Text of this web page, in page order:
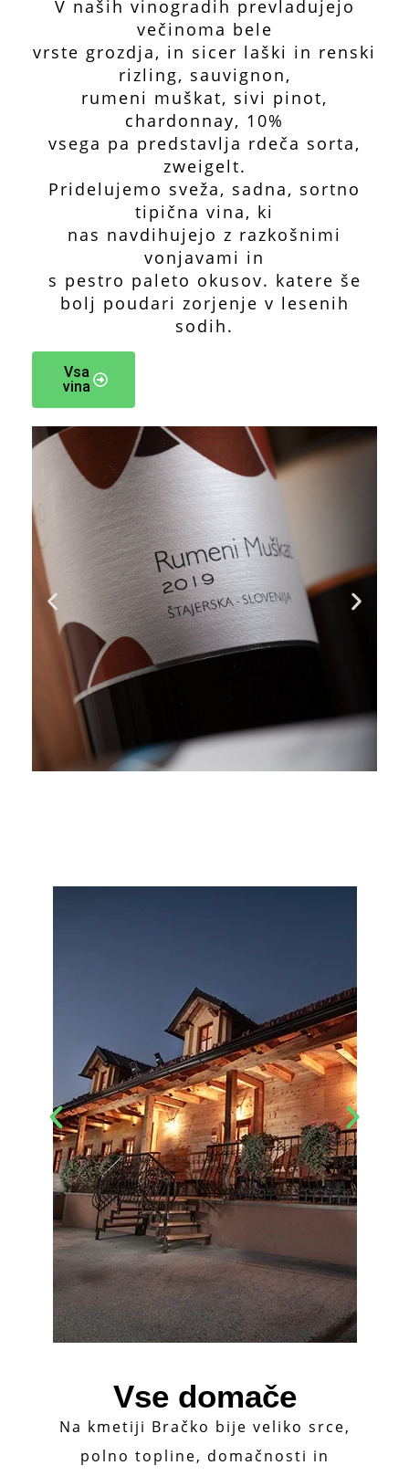
V naših vinogradih prevladujejo
večinoma bele
vrste grozdja, in sicer laški in renski
rizling, sauvignon,
rumeni muškat, sivi pinot,
chardonnay, 10%
vsega pa predstavlja rdeča sorta,
zweigelt.
Pridelujemo sveža, sadna, sortno
tipična vina, ki
nas navdihujejo z razkošnimi
vonjavami in
s pestro paleto okusov. katere še
bolj poudari zorjenje v lesenih
sodih.
Vsa
vina
Vse domače
Na kmetiji Bračko bije veliko srce,
polno topline, domačnosti in